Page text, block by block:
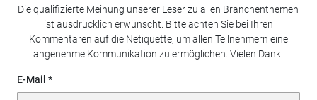
Die qualifizierte Meinung unserer Leser zu allen Branchenthemen
ist ausdrücklich erwünscht. Bitte achten Sie bei Ihren
Kommentaren auf die Netiquette, um allen Teilnehmern eine
angenehme Kommunikation zu ermöglichen. Vielen Dank!
E-Mail